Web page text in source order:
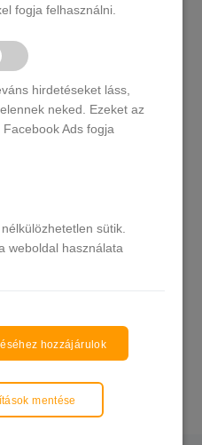
fogja felhasználni.
hirdetéseket láss,
neked. Ezeket az
Ads fogja
sütik.
weboldal használata
hozzájárulok
mentése